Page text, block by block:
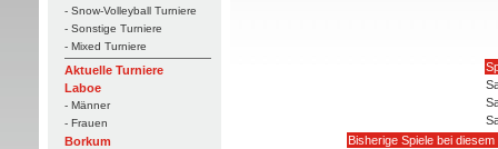
- Snow-Volleyball Turniere
- Sonstige Turniere
- Mixed Turniere
Aktuelle Turniere
Laboe
- Männer
- Frauen
Borkum
Bisherige Spiele bei